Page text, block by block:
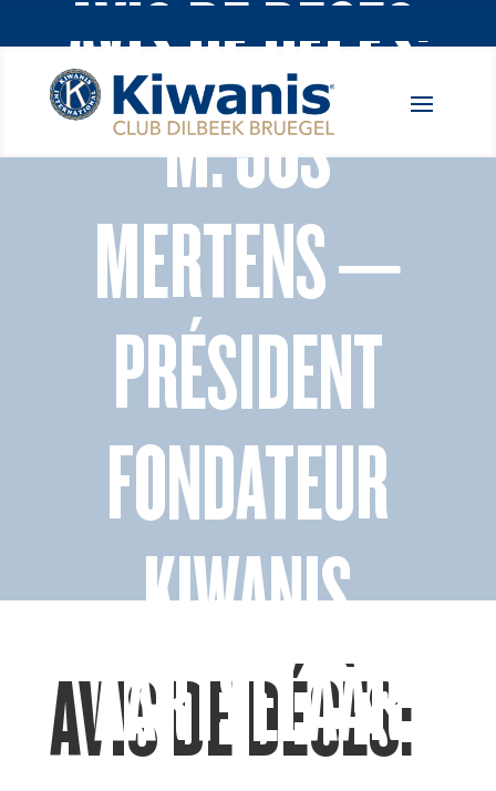
AVIS DE DÉCÈS:
M. JOS
MERTENS –
PRÉSIDENT
FONDATEUR
KIWANIS
AARTSELAAR
AVIS DE DÉCÈS: